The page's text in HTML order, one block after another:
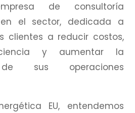
de consultoría
el sector, dedicada a
clientes a reducir costos,
y aumentar la
de sus operaciones
EU, entendemos